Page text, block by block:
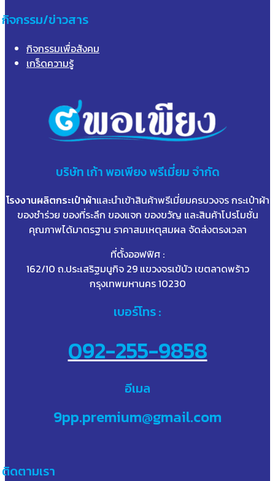
กิจกรรม/ข่าวสาร
กิจกรรมเพื่อสังคม
เกร็ดความรู้
บริษัท เก้าพอเพียง พรีเมี่ยม จำกัด
โรงงานผลิตกระเป๋าผ้าและนำเข้าสินค้าพรีเมี่ยมครบวงจร กระเป๋าผ้า
ของชำร่วย ของที่ระลึก ของแจก ของขวัญ และสินค้าโปรโมชั่น
คุณภาพได้มาตรฐาน ราคาสมเหตุสมผล จัดส่งตรงเวลา
ที่ตั้งออฟฟิศ :
162/10 ถ.ประเสริฐมนูกิจ 29 แขวงจรเข้บัว เขตลาดพร้าว
กรุงเทพมหานคร 10230
เบอร์โทร :
092-255-9858
อีเมล
9pp.premium@gmail.com
ติดตามเรา